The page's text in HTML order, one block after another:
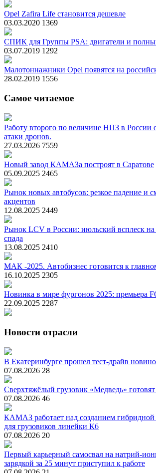
Opel Zafira Life становится дешевле
03.03.2020 1369
СПИК для Группы PSA: двигатели и
03.07.2019 1292
Малотоннажники Opel появятся на
28.02.2019 1556
Самое читаемое
Работу второго по величине НПЗ в России
атаки дронов.
27.03.2026 7559
Новый завод КАМАЗа построят в Саратове
05.09.2025 2465
Рынок новых автобусов: резкое падение и
акцентов
12.08.2025 2449
Рынок LCV в России: июльский всплеск на
спада
13.08.2025 2410
МАК -2025. Автобизнес готовится к
16.10.2025 2305
Новинка в мире фургонов 2025: премьера
22.09.2025 2287
Новости отрасли
В Екатеринбурге прошел тест-драйв
07.08.2026 28
Сверхтяжёлый грузовик «Медведь» готовят
07.08.2026 46
КАМАЗ работает над созданием
для грузовиков линейки К6
07.08.2026 20
Первый карьерный самосвал на натрий-
зарядкой за 25 минут приступил к работе